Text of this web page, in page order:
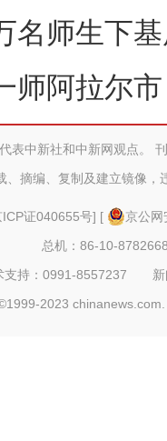
名师生下
师阿拉尔
表中新社和中新网观点。
、摘编、复制及建立镜像，
ICP证040655号] [
京公
总机：86-10-
支持：0991-8557237
2023